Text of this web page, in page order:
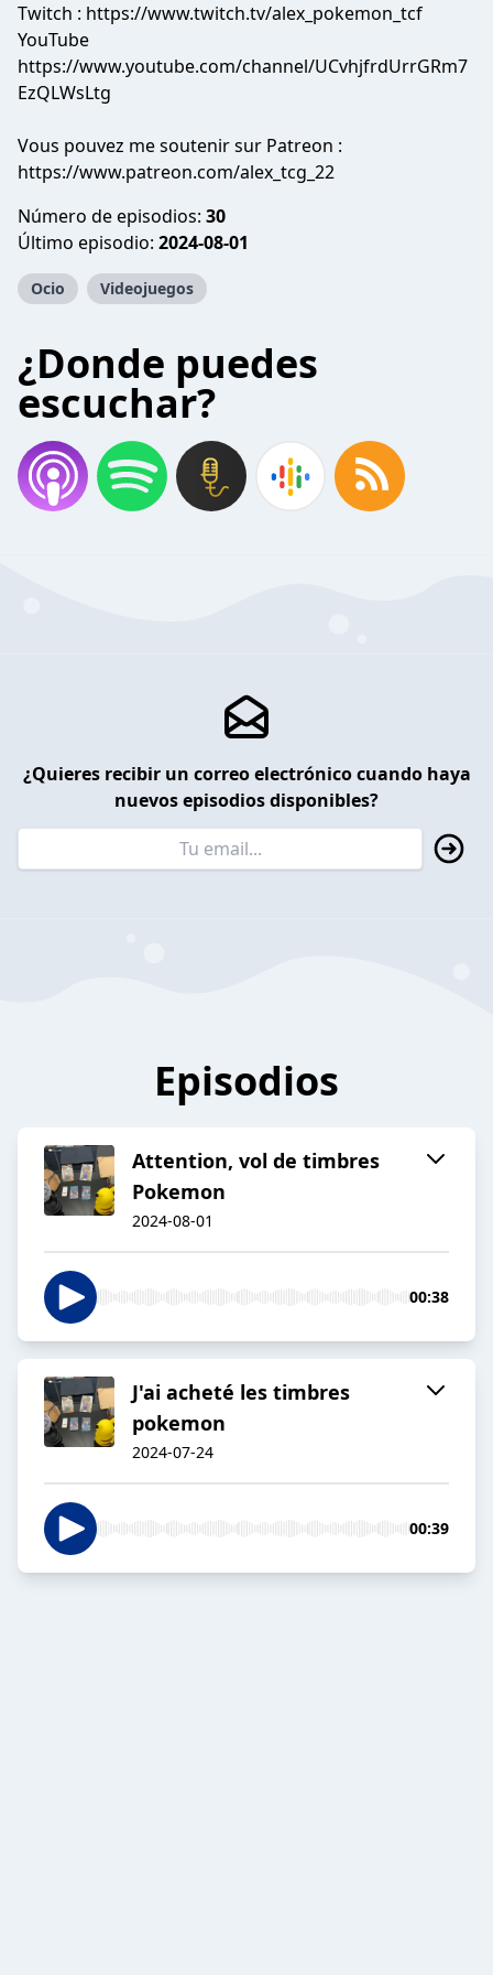
Twitch : https://www.twitch.tv/alex_pokemon_tcf
YouTube
https://www.youtube.com/channel/UCvhjfrdUrrGRm7
EzQLWsLtg
Vous pouvez me soutenir sur Patreon :
https://www.patreon.com/alex_tcg_22
Número de episodios: 30
Último episodio: 2024-08-01
Ocio Videojuegos
¿Donde puedes
escuchar?
¿Quieres recibir un correo electrónico cuando haya
nuevos episodios disponibles?
Episodios
Attention, vol de timbres
Pokemon
2024-08-01
00:38
J'ai acheté les timbres
pokemon
2024-07-24
00:39